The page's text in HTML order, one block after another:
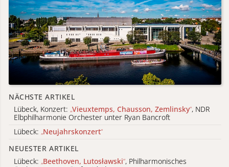
NÄCHSTE ARTIKEL
Lübeck, Konzert: „Vieuxtemps, Chausson, Zemlinsky“, NDR
Elbphilharmonie Orchester unter Ryan Bancroft
Lübeck: „Neujahrskonzert“
NEUESTER ARTIKEL
Lübeck: „Beethoven, Lutosławski“, Philharmonisches